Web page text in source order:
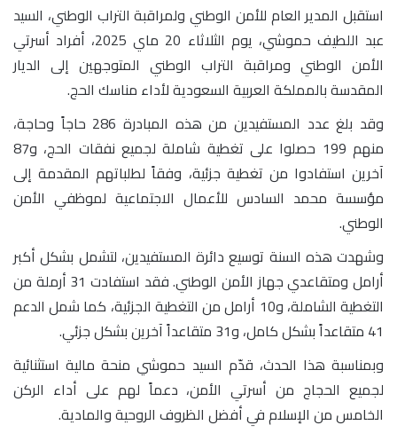
استقبل المدير العام للأمن الوطني ولمراقبة التراب الوطني، السيد
عبد اللطيف حموشي، يوم الثلاثاء 20 ماي 2025، أفراد أسرتي
الأمن الوطني ومراقبة التراب الوطني المتوجهين إلى الديار
المقدسة بالمملكة العربية السعودية لأداء مناسك الحج.
وقد بلغ عدد المستفيدين من هذه المبادرة 286 حاجاً وحاجة،
منهم 199 حصلوا على تغطية شاملة لجميع نفقات الحج، و87
آخرين استفادوا من تغطية جزئية، وفقاً لطلباتهم المقدمة إلى
مؤسسة محمد السادس للأعمال الاجتماعية لموظفي الأمن
الوطني.
وشهدت هذه السنة توسيع دائرة المستفيدين، لتشمل بشكل أكبر
أرامل ومتقاعدي جهاز الأمن الوطني. فقد استفادت 31 أرملة من
التغطية الشاملة، و10 أرامل من التغطية الجزئية، كما شمل الدعم
41 متقاعداً بشكل كامل، و31 متقاعداً آخرين بشكل جزئي.
وبمناسبة هذا الحدث، قدّم السيد حموشي منحة مالية استثنائية
لجميع الحجاج من أسرتي الأمن، دعماً لهم على أداء الركن
الخامس من الإسلام في أفضل الظروف الروحية والمادية.